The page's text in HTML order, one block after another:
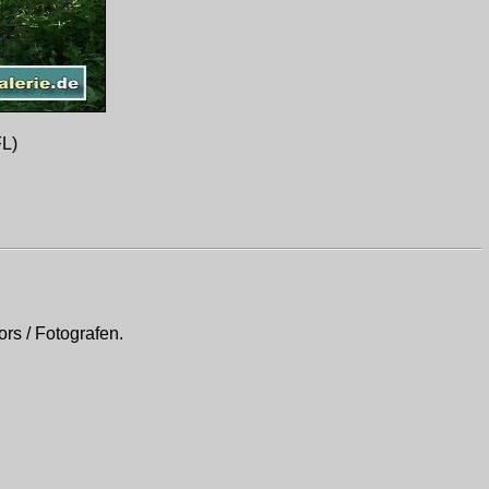
/ Fotografen.